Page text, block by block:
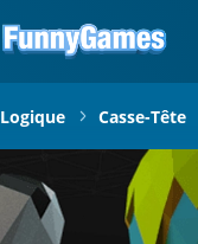
Logique Casse-Tête